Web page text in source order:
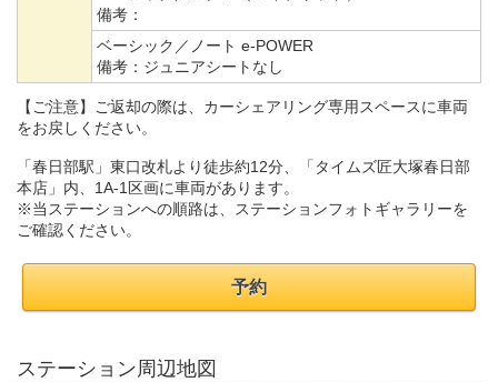
備考：
ベーシック／ノート e-POWER
備考： ジュニアシートなし
【ご注意】ご返却の際は、カーシェアリング専用スペースに車両
をお戻しください。
「春日部駅」東口改札より徒歩約12分、「タイムズ匠大塚春日部
本店」内、1A-1区画に車両があります。
※当ステーションへの順路は、ステーションフォトギャラリーを
ご確認ください。
予約
ステーション周辺地図